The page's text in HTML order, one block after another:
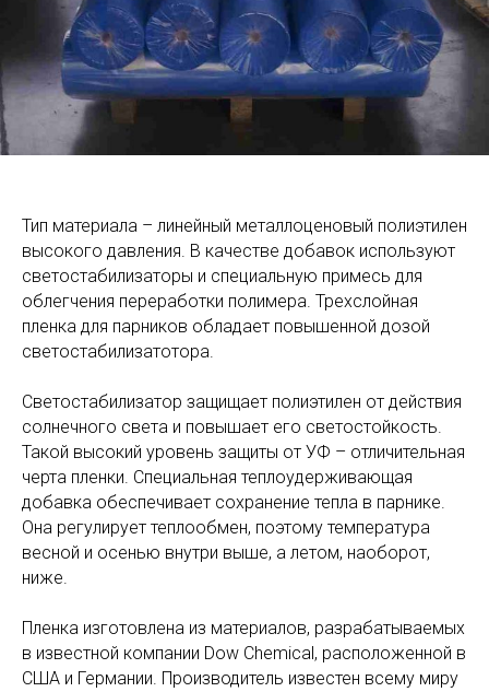
Тип материала – линейный металлоценовый полиэтилен
высокого давления. В качестве добавок используют
светостабилизаторы и специальную примесь для
облегчения переработки полимера. Трехслойная
пленка для парников обладает повышенной дозой
светостабилизатотора.
Светостабилизатор защищает полиэтилен от действия
солнечного света и повышает его светостойкость.
Такой высокий уровень защиты от УФ – отличительная
черта пленки. Специальная теплоудерживающая
добавка обеспечивает сохранение тепла в парнике.
Она регулирует теплообмен, поэтому температура
весной и осенью внутри выше, а летом, наоборот,
ниже.
Пленка изготовлена из материалов, разрабатываемых
в известной компании Dow Chemical, расположенной в
США и Германии. Производитель известен всему миру